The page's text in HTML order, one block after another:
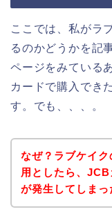
ここでは、私がラ
るのかどうかを記
ページをみている
カードで購入でき
す。でも、、、。
なぜ？ラブケイ
用としたら、
が発生してしまっ